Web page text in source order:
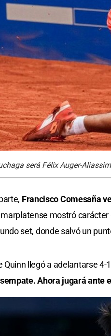
será Félix Auger-
Francisco Comesaña
marplatense mostró
set, donde salvó un
Quinn llegó a adelantarse 4-
Ahora jugará ante